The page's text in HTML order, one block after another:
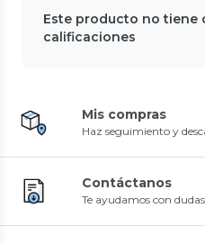
Este producto no tiene
calificaciones
Mis compras
Haz seguimiento y
Contáctanos
Te ayudamos con